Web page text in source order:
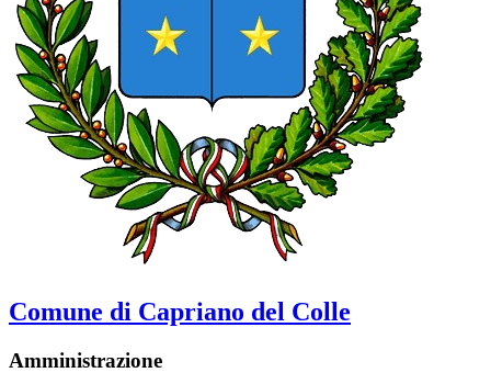
Comune di Capriano del Colle
Amministrazione